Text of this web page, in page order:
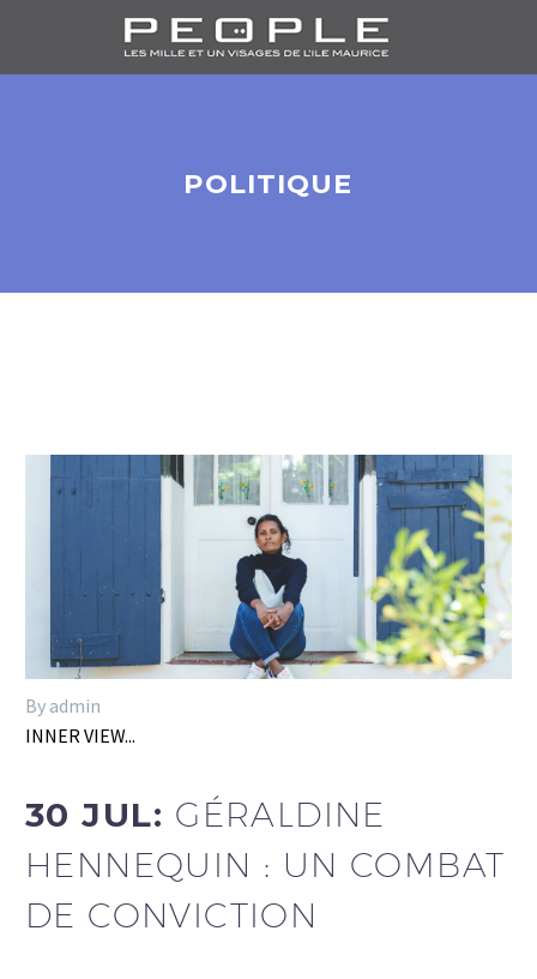
POLITIQUE
By admin
INNER VIEW...
30 JUL: GÉRALDINE
HENNEQUIN : UN COMBAT
DE CONVICTION